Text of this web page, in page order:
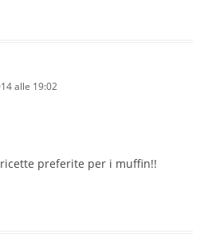
alle 19:02
preferite per i muffin!!